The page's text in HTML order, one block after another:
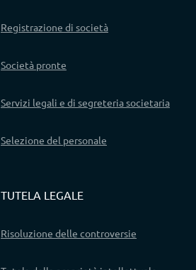
Registrazione di società
Società pronte
Servizi legali e di segreteria societaria
Selezione del personale
TUTELA LEGALE
Risoluzione delle controversie